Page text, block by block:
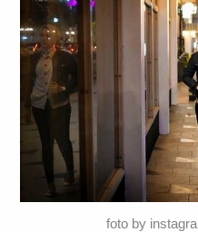
foto by